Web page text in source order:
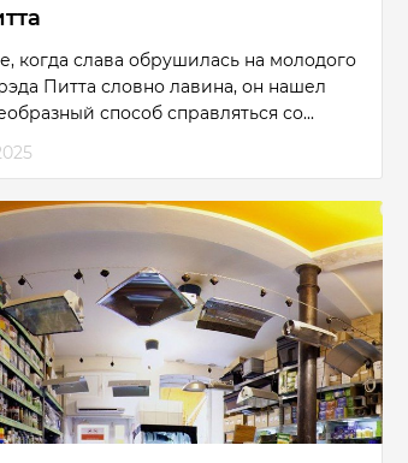
когда слава обрушилась на молодого
Питта словно лавина, он нашел
способ справляться со...